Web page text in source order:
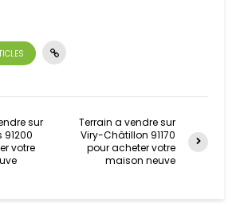
sur
votre
Terrain a vendre sur
Viry-Châtillon 91170
pour acheter votre
maison neuve